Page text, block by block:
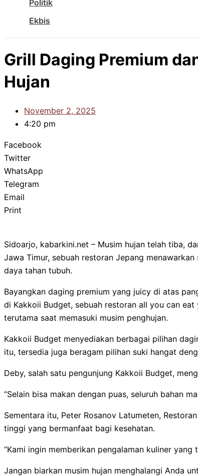
Politik
Ekbis
Grill Daging Premium
Hujan
November 2, 2025
4:20 pm
Facebook
Twitter
WhatsApp
Telegram
Email
Print
Sidoarjo, kabarkini.net – Musim hujan telah tiba,
Jawa Timur, sebuah restoran Jepang
daya tahan tubuh.
Bayangkan daging premium yang juicy di atas
di Kakkoii Budget, sebuah restoran all you can
terutama saat memasuki musim penghujan.
Kakkoii Budget menyediakan berbagai pilihan
itu, tersedia juga beragam pilihan suki hangat
Deby, salah satu pengunjung Kakkoii Budget,
“Selain bisa makan dengan puas, seluruh bahan
Sementara itu, Peter Rosanov Latumeten,
tinggi yang bermanfaat bagi kesehatan.
“Kami ingin memberikan pengalaman kuliner
Jangan biarkan musim hujan menghalangi Anda